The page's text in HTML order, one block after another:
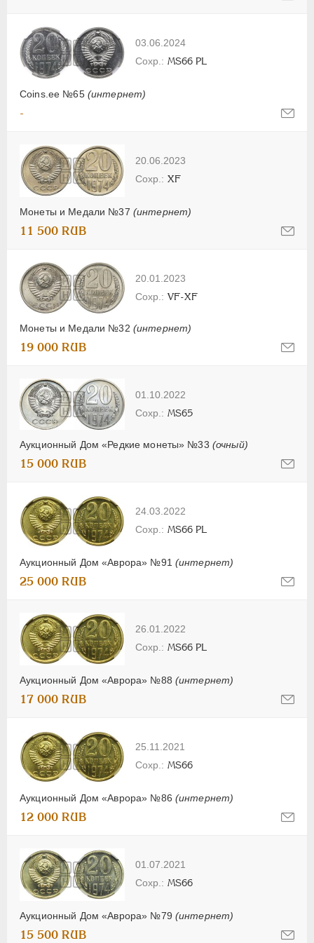
03.06.2024
Coins.ee №65 (интернет)
MS66 PL
-
20.06.2023
Монеты и Медали №37 (интернет)
XF
11 500 RUB
20.01.2023
Монеты и Медали №32 (интернет)
VF-XF
19 000 RUB
01.10.2022
Аукционный Дом «Редкие монеты» №33 (очный)
MS65
15 000 RUB
24.03.2022
Аукционный Дом «Аврора» №91 (интернет)
MS66 PL
25 000 RUB
26.01.2022
Аукционный Дом «Аврора» №88 (интернет)
MS66 PL
17 000 RUB
25.11.2021
Аукционный Дом «Аврора» №86 (интернет)
MS66
12 000 RUB
01.07.2021
Аукционный Дом «Аврора» №79 (интернет)
MS66
15 500 RUB